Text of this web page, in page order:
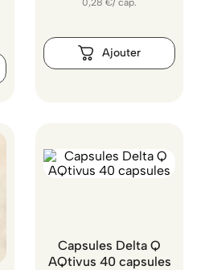
0,28 €/ cap.
Capsules Delta Q
AQtivus 40 capsules